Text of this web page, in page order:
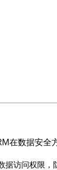
在数据安全
据访问权限，